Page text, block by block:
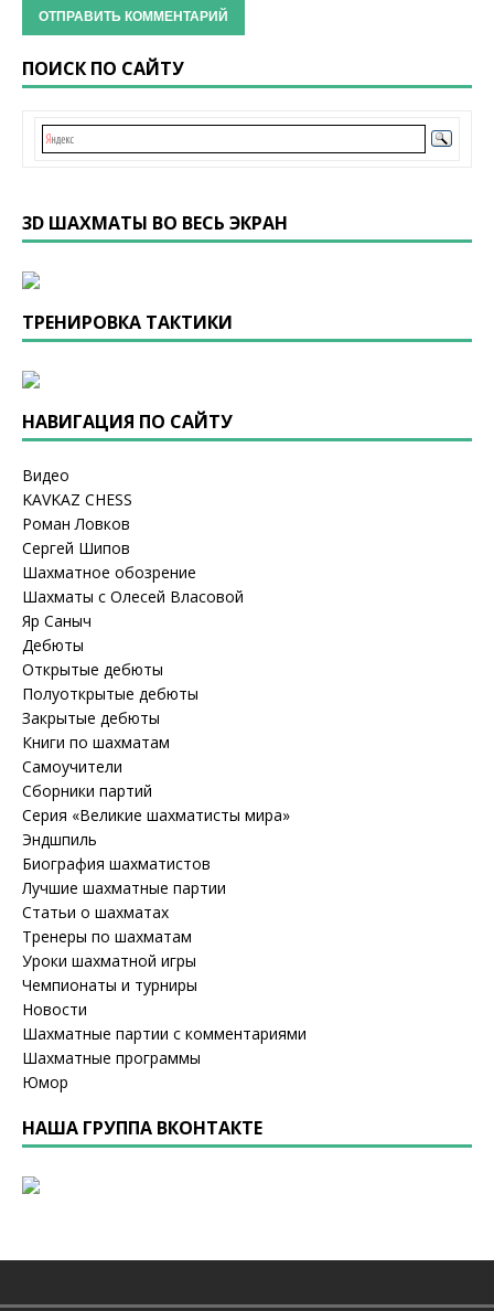
ПОИСК ПО САЙТУ
3D ШАХМАТЫ ВО ВЕСЬ ЭКРАН
ТРЕНИРОВКА ТАКТИКИ
НАВИГАЦИЯ ПО САЙТУ
Видео
KAVKAZ CHESS
Роман Ловков
Сергей Шипов
Шахматное обозрение
Шахматы с Олесей Власовой
Яр Саныч
Дебюты
Открытые дебюты
Полуоткрытые дебюты
Закрытые дебюты
Книги по шахматам
Самоучители
Сборники партий
Серия «Великие шахматисты мира»
Эндшпиль
Биография шахматистов
Лучшие шахматные партии
Статьи о шахматах
Тренеры по шахматам
Уроки шахматной игры
Чемпионаты и турниры
Новости
Шахматные партии с комментариями
Шахматные программы
Юмор
НАША ГРУППА ВКОНТАКТЕ